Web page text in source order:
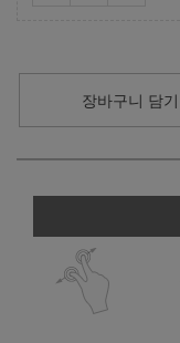
장바구니 담기